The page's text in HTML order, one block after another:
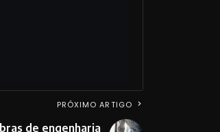
PRÓXIMO ARTIGO
de engenharia